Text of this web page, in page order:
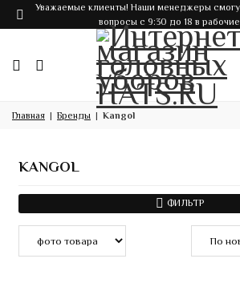
Уважаемые клиенты! Наши менеджеры
вопросы с 9:30 до 18 в
Главная Бренды Kangol
KANGOL
ФИЛЬТР